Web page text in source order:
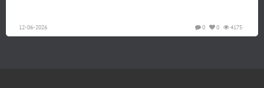
12-06-2026 4175
0
0